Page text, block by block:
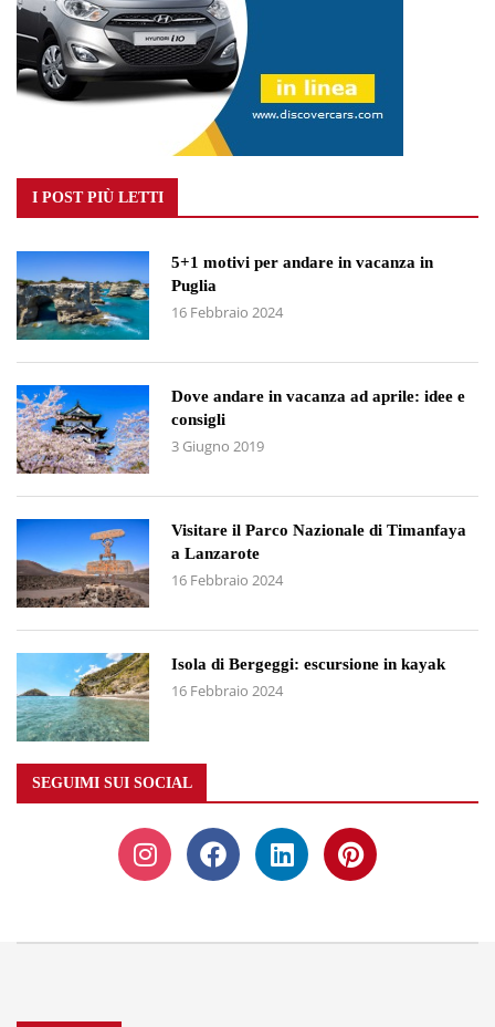
I POST PIÙ LETTI
5+1 motivi per andare in vacanza in
Puglia
16 Febbraio 2024
Dove andare in vacanza ad aprile: idee e
consigli
3 Giugno 2019
Visitare il Parco Nazionale di Timanfaya
a Lanzarote
16 Febbraio 2024
Isola di Bergeggi: escursione in kayak
16 Febbraio 2024
SEGUIMI SUI SOCIAL